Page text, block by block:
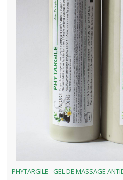
PHYTARGILE - GEL DE MASSAGE